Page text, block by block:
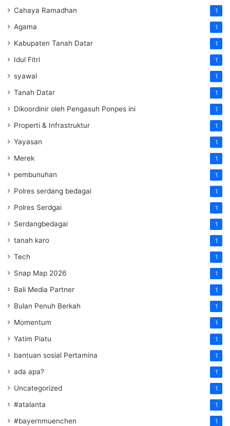
Cahaya Ramadhan 1
Agama 1
Kabupaten Tanah Datar 1
Idul Fitri 1
syawal 1
Tanah Datar 1
Dikoordinir oleh Pengasuh Ponpes ini 1
Properti & Infrastruktur 1
Yayasan 1
Merek 1
pembunuhan 1
Polres serdang bedagai 1
Polres Serdgai 1
Serdangbedagai 1
tanah karo 1
Tech 1
Snap Map 2026 1
Bali Media Partner 1
Bulan Penuh Berkah 1
Momentum 1
Yatim Piatu 1
bantuan sosial Pertamina 1
ada apa? 1
Uncategorized 1
#atalanta 1
#bayernmuenchen 1